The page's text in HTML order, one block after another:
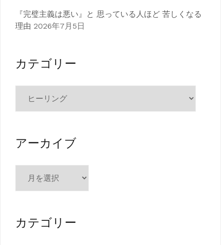
『完璧主義は悪い』と 思っている人ほど 苦しくなる
理由 2026年7月5日
カテゴリー
ゴ
ー
アーカイブ
カ
ブ
カテゴリー